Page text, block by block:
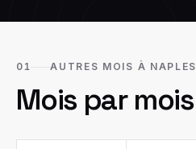
01 AUTRES MOIS À NAPLES
Mois par mois